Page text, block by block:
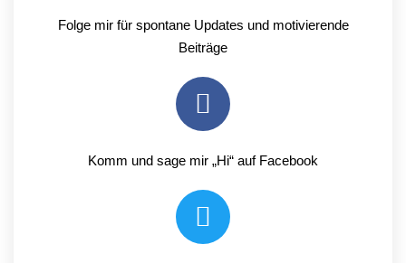
Folge mir für spontane Updates und motivierende
Beiträge
Komm und sage mir „Hi“ auf Facebook